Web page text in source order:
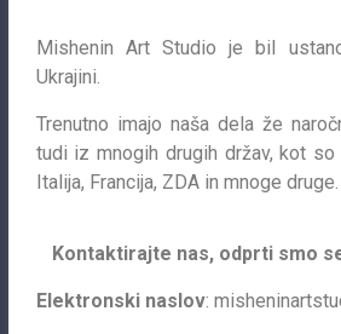
Mishenin Art Studio je bil
Ukrajini.
Trenutno imajo naša dela že
tudi iz mnogih drugih držav, kot so
Italija, Francija, ZDA in mnoge druge.
Kontaktirajte nas, odprti smo
Elektronski naslov: